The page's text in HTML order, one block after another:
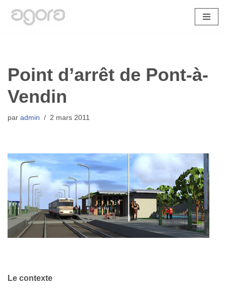
Point d’arrêt de Pont-à-
Vendin
par admin 2 mars 2011
Le contexte